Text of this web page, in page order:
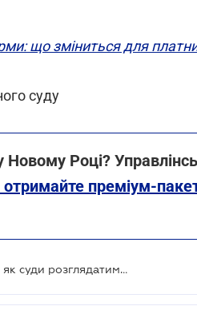
що зміниться для
суду
Році?
отримайте преміум-
Обмеження виїзду керівників підприємств: як суди розглядатимуть справи